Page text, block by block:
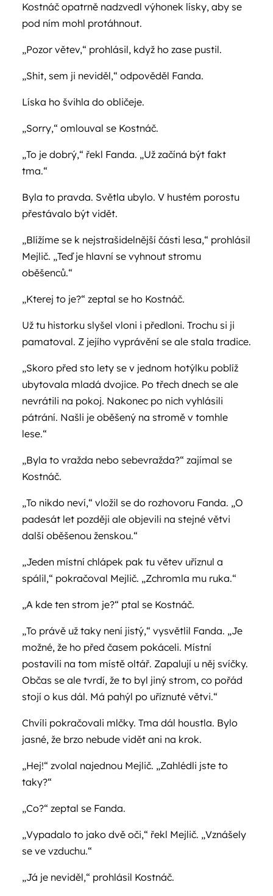
Kostnáč opatrně nadzvedl výhonek lísky, aby se
pod ním mohl protáhnout.
„Pozor větev,“ prohlásil, když ho zase pustil.
„Shit, sem ji neviděl,“ odpověděl Fanda.
Líska ho švihla do obličeje.
„Sorry,“ omlouval se Kostnáč.
„To je dobrý,“ řekl Fanda. „Už začíná být fakt
tma.“
Byla to pravda. Světla ubylo. V hustém porostu
přestávalo být vidět.
„Blížíme se k nejstrašidelnější části lesa,“ prohlásil
Mejlič. „Teď je hlavní se vyhnout stromu
oběšenců.“
„Kterej to je?“ zeptal se ho Kostnáč.
Už tu historku slyšel vloni i předloni. Trochu si ji
pamatoval. Z jejího vyprávění se ale stala tradice.
„Skoro před sto lety se v jednom hotýlku poblíž
ubytovala mladá dvojice. Po třech dnech se ale
nevrátili na pokoj. Nakonec po nich vyhlásili
pátrání. Našli je oběšený na stromě v tomhle
lese.“
„Byla to vražda nebo sebevražda?“ zajímal se
Kostnáč.
„To nikdo neví,“ vložil se do rozhovoru Fanda. „O
padesát let později ale objevili na stejné větvi
další oběšenou ženskou.“
„Jeden místní chlápek pak tu větev uříznul a
spálil,“ pokračoval Mejlič. „Zchromla mu ruka.“
„A kde ten strom je?“ ptal se Kostnáč.
„To právě už taky není jistý,“ vysvětlil Fanda. „Je
možné, že ho před časem pokáceli. Místní
postavili na tom místě oltář. Zapalují u něj svíčky.
Občas se ale tvrdí, že to byl jiný strom, co pořád
stojí o kus dál. Má pahýl po uříznuté větvi.“
Chvíli pokračovali mlčky. Tma dál houstla. Bylo
jasné, že brzo nebude vidět ani na krok.
„Hej!“ zvolal najednou Mejlič. „Zahlédli jste to
taky?“
„Co?“ zeptal se Fanda.
„Vypadalo to jako dvě oči,“ řekl Mejlič. „Vznášely
se ve vzduchu.“
„Já je neviděl,“ prohlásil Kostnáč.